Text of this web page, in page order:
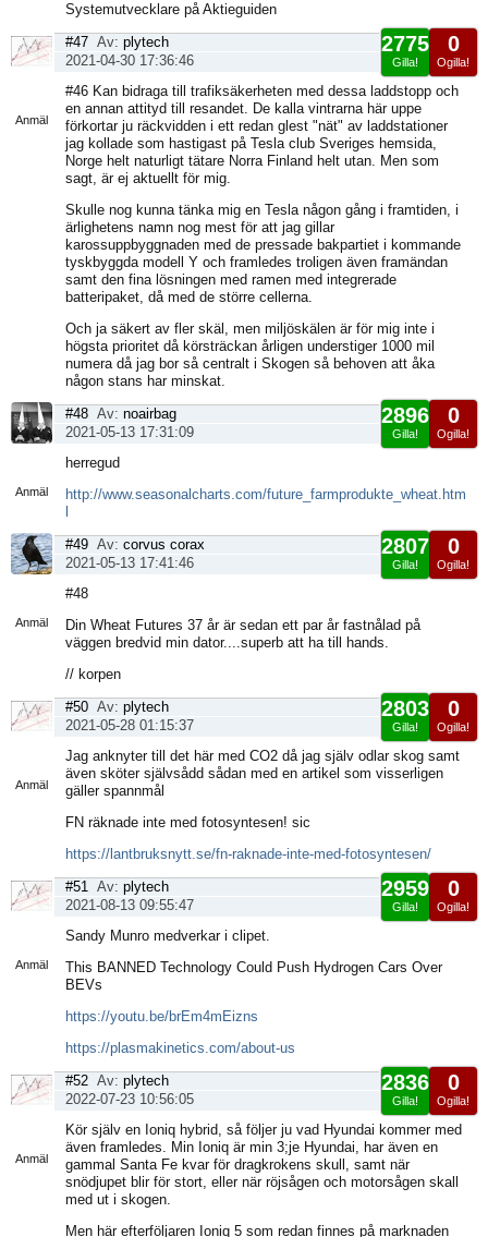
Systemutvecklare på Aktieguiden
Anmäl
0
Ogilla!
2775
Gilla!
#47 Av: plytech
2021-04-30 17:36:46
#46 Kan bidraga till trafiksäkerheten med dessa laddstopp och
en annan attityd till resandet. De kalla vintrarna här uppe
förkortar ju räckvidden i ett redan glest "nät" av laddstationer
jag kollade som hastigast på Tesla club Sveriges hemsida,
Norge helt naturligt tätare Norra Finland helt utan. Men som
sagt, är ej aktuellt för mig.
Skulle nog kunna tänka mig en Tesla någon gång i framtiden, i
ärlighetens namn nog mest för att jag gillar
karossuppbyggnaden med de pressade bakpartiet i kommande
tyskbyggda modell Y och framledes troligen även framändan
samt den fina lösningen med ramen med integrerade
batteripaket, då med de större cellerna.
Och ja säkert av fler skäl, men miljöskälen är för mig inte i
högsta prioritet då körsträckan årligen understiger 1000 mil
numera då jag bor så centralt i Skogen så behoven att åka
någon stans har minskat.
Anmäl
0
Ogilla!
2896
Gilla!
#48 Av: noairbag
2021-05-13 17:31:09
herregud
http://www.seasonalcharts.com/future_farmprodukte_wheat.htm
Anmäl
0
Ogilla!
2807
Gilla!
#49 Av: corvus corax
2021-05-13 17:41:46
#48
Din Wheat Futures 37 år är sedan ett par år fastnålad på
väggen bredvid min dator....superb att ha till hands.
// korpen
Anmäl
0
Ogilla!
2803
Gilla!
#50 Av: plytech
2021-05-28 01:15:37
Jag anknyter till det här med CO2 då jag själv odlar skog samt
även sköter självsådd sådan med en artikel som visserligen
gäller spannmål
FN räknade inte med fotosyntesen! sic
https://lantbruksnytt.se/fn-raknade-inte-med-fotosyntesen/
Anmäl
0
Ogilla!
2959
Gilla!
#51 Av: plytech
2021-08-13 09:55:47
Sandy Munro medverkar i clipet.
This BANNED Technology Could Push Hydrogen Cars Over
BEVs
https://youtu.be/brEm4mEizns
https://plasmakinetics.com/about-us
Anmäl
0
Ogilla!
2836
Gilla!
#52 Av: plytech
2022-07-23 10:56:05
Kör själv en Ioniq hybrid, så följer ju vad Hyundai kommer med
även framledes. Min Ioniq är min 3;je Hyundai, har även en
gammal Santa Fe kvar för dragkrokens skull, samt när
snödjupet blir för stort, eller när röjsågen och motorsågen skall
med ut i skogen.
Men här efterföljaren Ioniq 5 som redan finnes på marknaden